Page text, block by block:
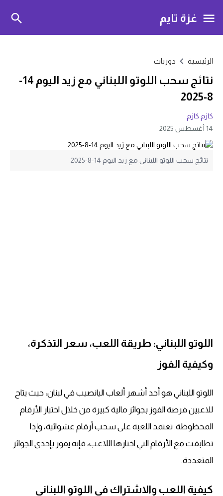
غزة تايم
الرئيسية دوريات
نتائج سحب اللوتو اللبناني مع زيد اليوم 14-
8-2025
كازم كازم
14 أغسطس 2025
نتائج سحب اللوتو اللبناني مع زيد اليوم 14-8-2025
اللوتو اللبناني: طريقة اللعب، سعر التذكرة،
وكيفية الفوز
اللوتو اللبناني هو أحد أشهر ألعاب اليانصيب في لبنان، حيث يتاح
للاعبين فرصة الفوز بجوائز مالية كبيرة من خلال اختيار الأرقام
المحظوظة. تعتمد اللعبة على سحب أرقام عشوائية، وإذا
تطابقت مع الأرقام التي اختارها اللاعب، فإنه يفوز بإحدى الجوائز
المتعددة.
كيفية اللعب والاشتراك في اللوتو اللبناني